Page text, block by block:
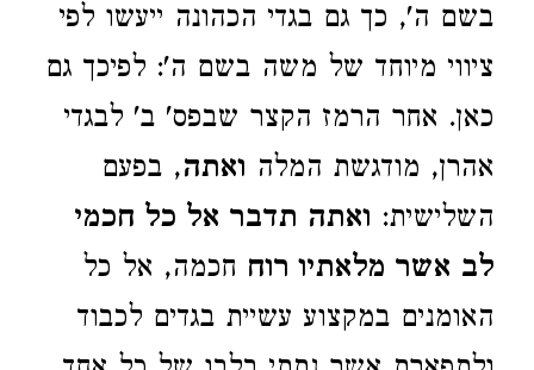
בשם ה', כך גם בגדי הכהונה ייעשו לפי
ציווי מיוחד של משה בשם ה': לפיכך גם
כאן. אחר הרמז הקצר שבפס' ב' לבגדי
אהרן, מודגשת המלה ואתה, בפעם
השלישית: ואתה תדבר אל כל חכמי
לב אשר מלאתיו רוח חכמה, אל כל
האומנים במקצוע עשיית בגדים לכבוד